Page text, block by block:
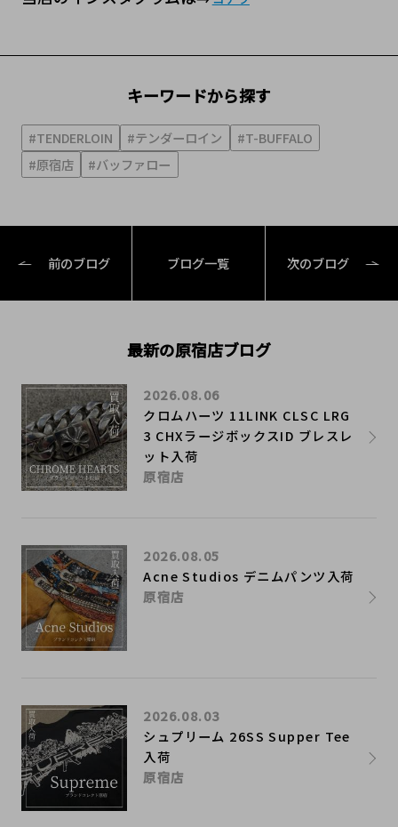
キーワードから探す
#TENDERLOIN #テンダーロイン
#T-BUFFALO
#原宿店
#バッファロー
前のブログ ブログ一覧 次のブログ
最新の原宿店ブログ
クロムハーツ 11LINK CLSC LRG
3 CHXラージボックスID ブレスレ
ット入荷
2026.08.06
原宿店
Acne Studios デニムパンツ入荷
2026.08.05
原宿店
シュプリーム 26SS Supper Tee
入荷
2026.08.03
原宿店